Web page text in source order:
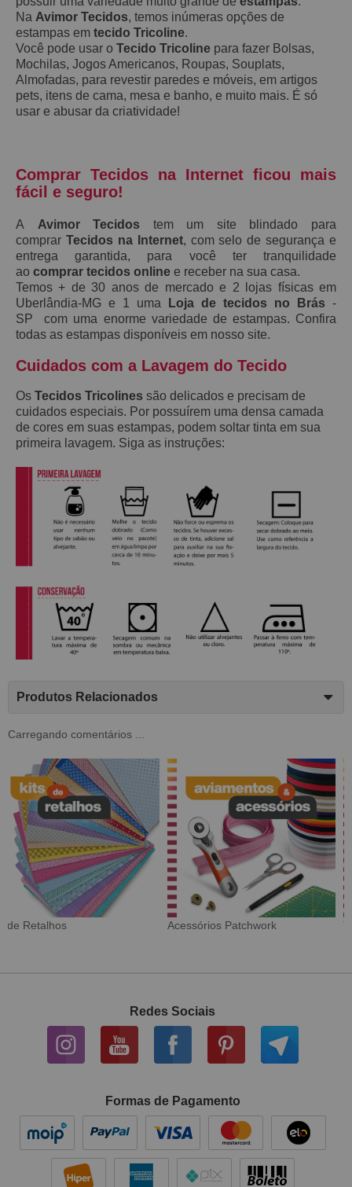
Na Avimor Tecidos, temos inúmeras opções de
estampas em tecido Tricoline.
Você pode usar o Tecido Tricoline para fazer Bolsas,
Mochilas, Jogos Americanos, Roupas, Souplats,
Almofadas, para revestir paredes e móveis, em artigos
pets, itens de cama, mesa e banho, e muito mais. É só
usar e abusar da criatividade!
Comprar Tecidos na Internet ficou mais
fácil e seguro!
A Avimor Tecidos tem um site blindado para
comprar Tecidos na Internet, com selo de segurança e
entrega garantida, para você ter tranquilidade
ao comprar tecidos online e receber na sua casa.
Temos + de 30 anos de mercado e 2 lojas físicas em
Uberlândia-MG e 1 uma
Loja de tecidos no Brás -
SP com uma enorme variedade de estampas. Confira
todas as estampas disponíveis em nosso site.
Cuidados com a Lavagem do Tecido
Os Tecidos Tricolines são delicados e precisam de
cuidados especiais. Por possuírem uma densa camada
de cores em suas estampas, podem soltar tinta em sua
primeira lavagem. Siga as instruções:
Produtos Relacionados
Carregando comentários ...
Tecido Digital Sarja Impermeável
Redes Sociais
Formas de Pagamento